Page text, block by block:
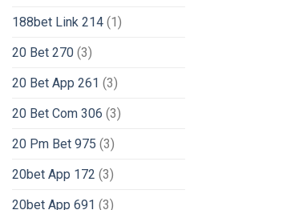
188bet Link 214(1)
20 Bet 270(3)
20 Bet App 261 (3)
20 Bet Com 306 (3)
20 Pm Bet 975 (3)
20bet App 172 (3)
20bet App 691 (3)